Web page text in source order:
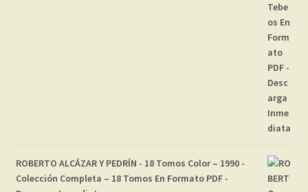
ROBERTO ALCÁZAR Y PEDRÍN - 18 Tomos Color – 1990 -
Colección Completa – 18 Tomos En Formato PDF -